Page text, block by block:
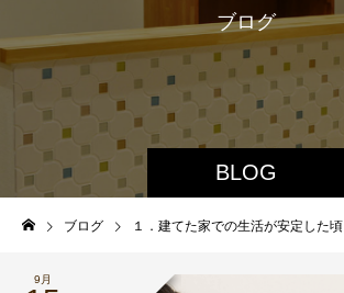
BLOG
ブログ
ブログ １．建てた家での生活が安定した頃
9月